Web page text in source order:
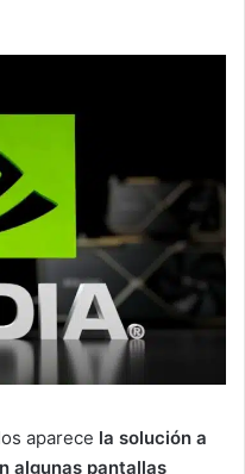
aparece la solución a
algunas pantallas